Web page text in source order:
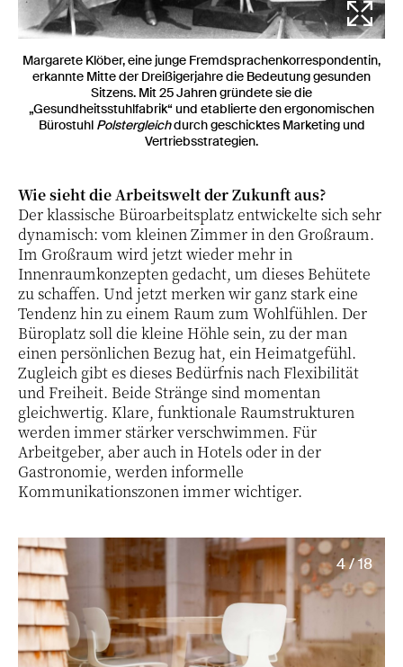
Margarete Klöber, eine junge Fremdsprachenkorrespondentin,
erkannte Mitte der Dreißigerjahre die Bedeutung gesunden
Sitzens. Mit 25 Jahren gründete sie die
„Gesundheitsstuhlfabrik“ und etablierte den ergonomischen
Bürostuhl Polstergleichdurch geschicktes Marketing und
Vertriebsstrategien.
Wie sieht die Arbeitswelt der Zukunft aus?
Der klassische Büroarbeitsplatz entwickelte sich sehr
dynamisch: vom kleinen Zimmer in den Großraum.
Im Großraum wird jetzt wieder mehr in
Innenraumkonzepten gedacht, um dieses Behütete
zu schaffen. Und jetzt merken wir ganz stark eine
Tendenz hin zu einem Raum zum Wohlfühlen. Der
Büroplatz soll die kleine Höhle sein, zu der man
einen persönlichen Bezug hat, ein Heimatgefühl.
Zugleich gibt es dieses Bedürfnis nach Flexibilität
und Freiheit. Beide Stränge sind momentan
gleichwertig. Klare, funktionale Raumstrukturen
werden immer stärker verschwimmen. Für
Arbeitgeber, aber auch in Hotels oder in der
Gastronomie, werden informelle
Kommunikationszonen immer wichtiger.
4 / 18